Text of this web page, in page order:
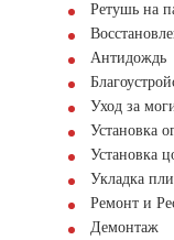
Ретушь на
Антидождь
Уход за
Установка
Установка
Укладка
Ремонт и
Демонтаж